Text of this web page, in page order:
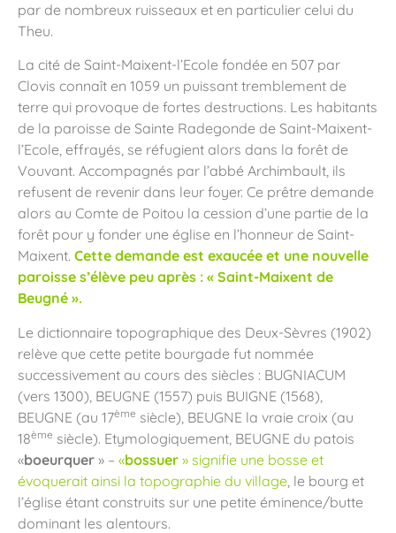
par de nombreux ruisseaux et en particulier celui du
Theu.
La cité de Saint-Maixent-l’Ecole fondée en 507 par
Clovis connaît en 1059 un puissant tremblement de
terre qui provoque de fortes destructions. Les habitants
de la paroisse de Sainte Radegonde de Saint-Maixent-
l’Ecole, effrayés, se réfugient alors dans la forêt de
Vouvant. Accompagnés par l’abbé Archimbault, ils
refusent de revenir dans leur foyer. Ce prêtre demande
alors au Comte de Poitou la cession d’une partie de la
forêt pour y fonder une église en l’honneur de Saint-
Maixent. Cette demande est exaucée et une nouvelle
paroisse s’élève peu après : « Saint-Maixent de
Beugné ».
Le dictionnaire topographique des Deux-Sèvres (1902)
relève que cette petite bourgade fut nommée
successivement au cours des siècles : BUGNIACUM
(vers 1300), BEUGNE (1557) puis BUIGNE (1568),
BEUGNE (au 17ème siècle), BEUGNE la vraie croix (au
18ème siècle). Etymologiquement, BEUGNE du patois
«boeurquer » – «bossuer » signifie une bosse et
évoquerait ainsi la topographie du village , le bourg et
l’église étant construits sur une petite éminence/butte
dominant les alentours.